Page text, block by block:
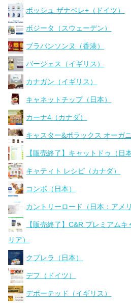
ボッシュ ザナベレ+（ドイツ）
ボジータ（スウェーデン）
ブラバンソンヌ（香港）
バージェス（イギリス）
カナガン（イギリス）
キャネットチップ（日本）
カーナ4（カナダ）
キャスター&ポラックス オーガ
【販売終了】キャットドゥ（日本
キャティト レシピ（カナダ）
コンボ（日本）
カントリーロード（日本：アメリ
【販売終了】C&R プレミアム
リア）
クプレラ（日本）
デフ（ドイツ）
デボーテッド（イギリス）